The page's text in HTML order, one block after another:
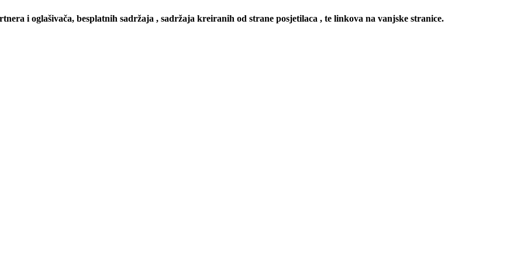
i oglašivača, besplatnih sadržaja , sadržaja kreiranih od strane posjetilaca , te linkova na vanjske stranice.